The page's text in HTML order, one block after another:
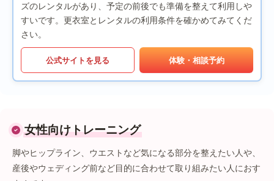
ズのレンタルがあり、予定の前後でも準備を整えて利用しや
すいです。更衣室とレンタルの利用条件を確かめてみてくだ
さい。
公式サイトを見る 体験・相談予約
女性向けトレーニング
脚やヒップライン、ウエストなど気になる部分を整えたい人や、
産後やウェディング前など目的に合わせて取り組みたい人におす